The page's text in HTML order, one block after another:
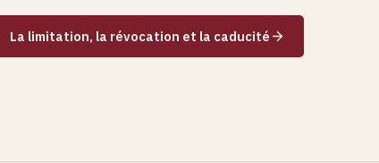
La limitation, la révocation et la caducité